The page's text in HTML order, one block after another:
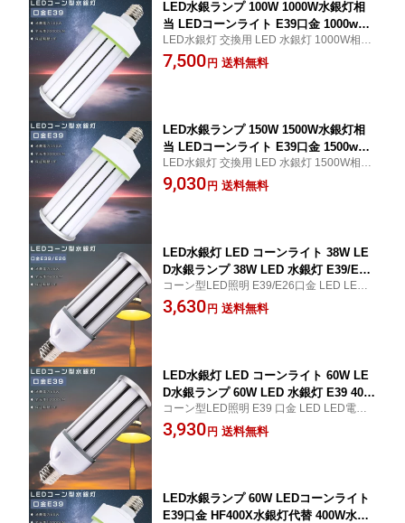
LED水銀ランプ 100W 1000W水銀灯相
当 LEDコーンライト E39口金 1000w水
銀灯代替 LED コーンライト 電球色 白
色 昼白色 昼光色 コーン型LED照明 200
証
LED水銀灯 交換用 LED 水銀灯 1000W相当
コーン型 軽量型 LED コーンライト 100V 2
00V E39 口金 50000Hの長寿命で 200LM/W
7,500 円 送料無料
LED水銀ランプ 150W 1500W水銀灯相
当 LEDコーンライト E39口金 1500w水
銀灯代替 LED コーンライト 電球色 白
色 昼白色 昼光色 コーン型LED照明 300
証
LED水銀灯 交換用 LED 水銀灯 1500W相当
コーン型 軽量型 LED コーンライト 100V 2
00V E39 口金 50000Hの長寿命で 200LM/W
9,030 円 送料無料
LED水銀灯 LED コーンライト 38W LE
D水銀ランプ 38W LED 水銀灯 E39/E26
口金 300W相当 軽量型 HF400X 水銀灯
代替 LED コーンライト 100V 200V 屋外
兼用
コーン型LED照明 E39/E26口金 LED LED電
球 IP64 防塵 防水 LED 水銀灯 300w 相当 ビ
ーム角度360度 200LM/W 高演色Ra85以上
3,630 円 送料無料
LED水銀灯 LED コーンライト 60W LE
D水銀ランプ 60W LED 水銀灯 E39 400
W相当 軽量型 HF400X 水銀灯 代替 LED
コーンライト 100V 200V 屋外 電球色 白
コーン型LED照明 E39 口金 LED LED電球 I
P65 防塵 防水 LED 水銀灯 400w 相当 ビー
ム角度360度 200LM/W 高演色Ra85以上 超
3,930 円 送料無料
LED水銀ランプ 60W LEDコーンライト
E39口金 HF400X水銀灯代替 400W水銀